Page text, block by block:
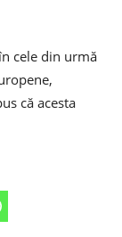
cele din urmă
că acesta